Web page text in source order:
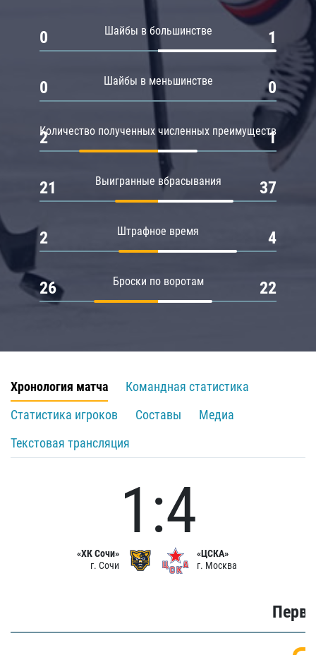
Шайбы в большинстве
0 1
Шайбы в меньшинстве
0 0
Количество полученных численных преимуществ
2 1
Выигранные вбрасывания
21 37
Штрафное время
2 4
Броски по воротам
26 22
Хронология матча
Командная статистика
Статистика игроков
Составы
Медиа
Текстовая трансляция
«ХК Сочи»
г. Сочи
1:4
«ЦСКА»
г. Москва